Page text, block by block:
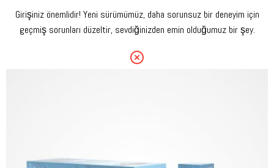
Girişiniz önemlidir! Yeni sürümümüz, daha sorunsuz bir deneyim için
geçmiş sorunları düzeltir, sevdiğinizden emin olduğumuz bir şey.